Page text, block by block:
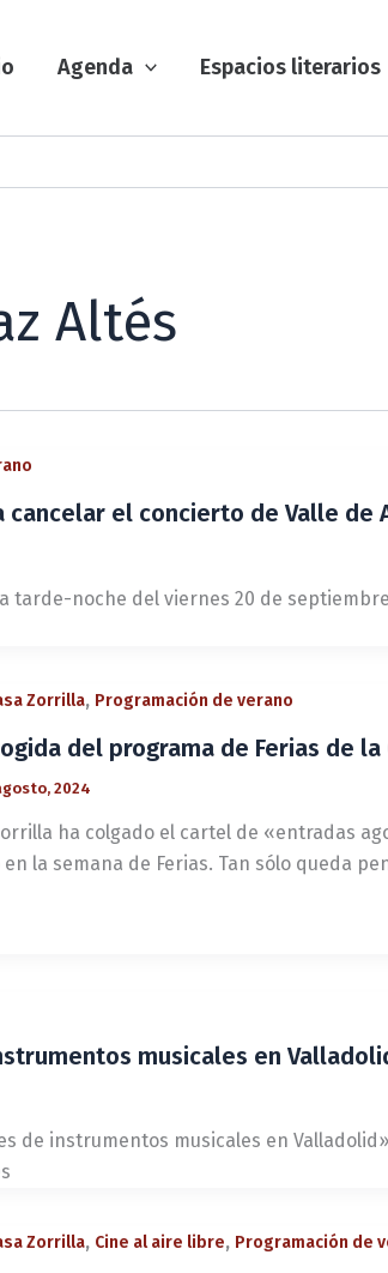
Agenda Espacios literarios
Altés
el concierto de Valle de
tarde-noche del viernes 20 de
Zorrilla, Programación de verano
del programa de Ferias de
2024
ha colgado el cartel de «entradas
la semana de Ferias. Tan sólo queda
musicales en
de instrumentos musicales en
Zorrilla, Cine al aire libre, Programación de